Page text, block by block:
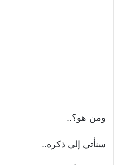
ومن هو؟..
سنأتي إلى ذكره..